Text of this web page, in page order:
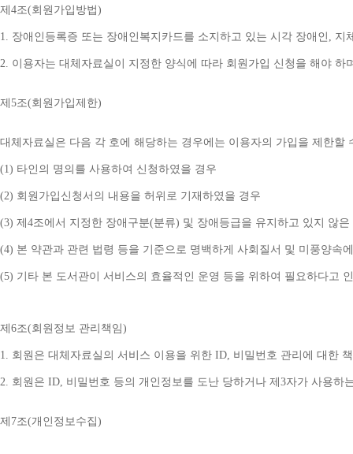
제 4조(회원가입방법)
1. 장애인등록증 또는 장애인복지카드를 소지하고 있는 시각 장애인 , 지
2. 이용자는 대체자료실이 지정한 양식에 따라 회원가입 신청을 해야 하
제 5조(회원가입제한)
대체자료실은 다음 각 호에 해당하는 경우에는 이용자의 가입을 제한할
(1) 타인의 명의를 사용하여 신청하였을 경우
(2) 회원가입신청서의 내용을 허위로 기재하였을 경우
(3) 제 4조에서 지정한 장애구분(분류) 및 장애등급을 유지하고 있지 않은
(4) 본 약관과 관련 법령 등을 기준으로 명백하게 사회질서 및 미풍양속
(5) 기타 본 도서관이 서비스의 효율적인 운영 등을 위하여 필요하다고
제 6조(회원정보 관리책임)
1. 회원은 대체자료실의 서비스 이용을 위한 ID, 비밀번호 관리에 대한
2. 회원은 ID, 비밀번호 등의 개인정보를 도난 당하거나 제 3자가 사용하
제 7조(개인정보수집)